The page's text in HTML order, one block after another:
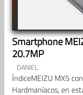
Smartphone
20.7MP
DANIEL
ÍndiceMEIZU MX5
Hardmaníacos, en